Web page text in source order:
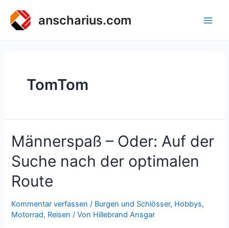
Inhalt
springen
anscharius.com
TomTom
Männerspaß – Oder: Auf der
Suche nach der optimalen
Route
Kommentar verfassen / Burgen und Schlösser, Hobbys,
Motorrad, Reisen / Von Hillebrand Ansgar